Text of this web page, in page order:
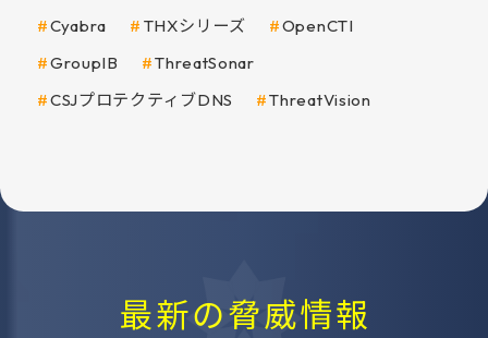
Cyabra
THXシリーズ
OpenCTI
GroupIB
ThreatSonar
CSJプロテクティブDNS
ThreatVision
最新の脅威情報